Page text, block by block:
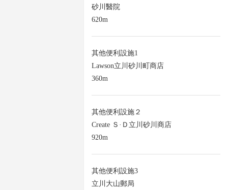
砂川醫院
620m
其他便利設施1
Lawson立川砂川町商店
360m
其他便利設施２
Create Ｓ·Ｄ立川砂川商店
920m
其他便利設施3
立川大山郵局